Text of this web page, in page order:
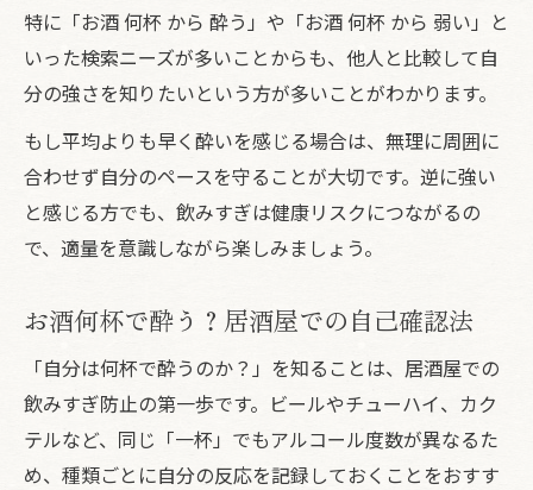
特に「お酒 何杯 から 酔う」や「お酒 何杯 から 弱い」と
いった検索ニーズが多いことからも、他人と比較して自
分の強さを知りたいという方が多いことがわかります。
もし平均よりも早く酔いを感じる場合は、無理に周囲に
合わせず自分のペースを守ることが大切です。逆に強い
と感じる方でも、飲みすぎは健康リスクにつながるの
で、適量を意識しながら楽しみましょう。
お酒何杯で酔う？居酒屋での自己確認法
「自分は何杯で酔うのか？」を知ることは、居酒屋での
飲みすぎ防止の第一歩です。ビールやチューハイ、カク
テルなど、同じ「一杯」でもアルコール度数が異なるた
め、種類ごとに自分の反応を記録しておくことをおすす